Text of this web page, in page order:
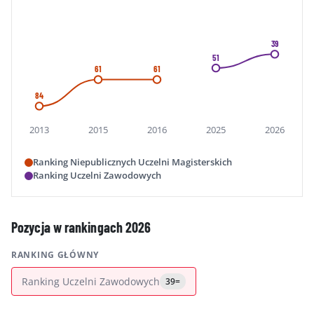
2013 2015 2016 2025 2026
84
61 61
51
39
Ranking Niepublicznych Uczelni Magisterskich
Ranking Uczelni Zawodowych
Pozycja w rankingach 2026
RANKING GŁÓWNY
Ranking Uczelni Zawodowych 39=